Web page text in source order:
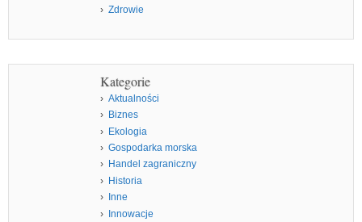
Zdrowie
Kategorie
Aktualności
Biznes
Ekologia
Gospodarka morska
Handel zagraniczny
Historia
Inne
Innowacje